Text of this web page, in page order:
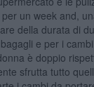
un week and,
della durata di
e per i
è doppio
sfrutta tutto